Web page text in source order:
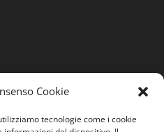
Cookie
tecnologie come i cookie